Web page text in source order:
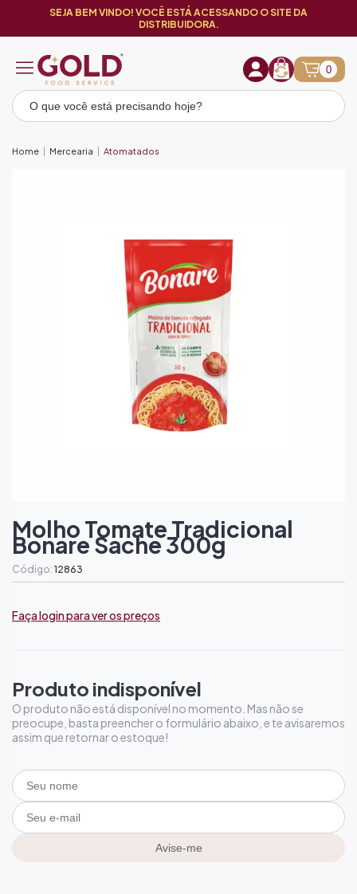
SEJA BEM VINDO! VOCÊ ESTÁ ACESSANDO O SITE DA
DISTRIBUIDORA.
0
Home Mercearia Atomatados
Molho Tomate Tradicional
Bonare Sache 300g
Código: 12863
Faça login para ver os preços
Produto indisponível
O produto não está disponível no momento. Mas não se
preocupe, basta preencher o formulário abaixo, e te avisaremos
assim que retornar o estoque!
Avise-me